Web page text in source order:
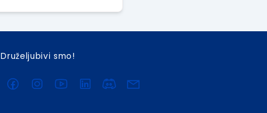
Druželjubivi smo!